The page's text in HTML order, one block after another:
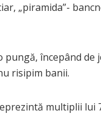
„piramida”-
începând de
risipim banii.
multiplii